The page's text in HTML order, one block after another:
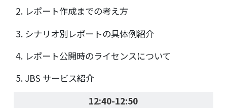
レポート作成までの考え方
シナリオ別レポートの具体例紹介
レポート公開時のライセンスについて
JBS サービス紹介
12:40-12:50